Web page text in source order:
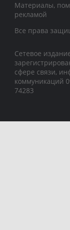
Материалы,
рекламой
Все права
Сетевое
сфере связи,
коммуникаций
74283